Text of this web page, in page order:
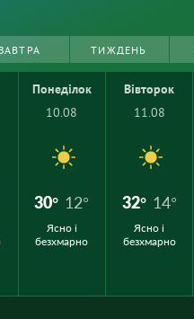
ЗАВТРА ТИЖДЕНЬ
Понеділок
10.08
30° 12°
Ясно і
безхмарно
Вівторок
11.08
32° 14°
Ясно і
безхмарно